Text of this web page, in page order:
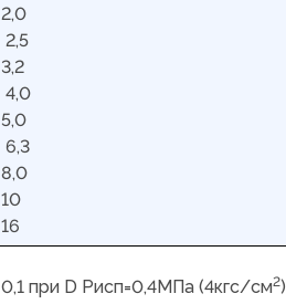
2,0
2,5
3,2
4,0
5,0
6,3
8,0
10
16
0,1 при D Рисп=0,4МПа (4кгс/см2)